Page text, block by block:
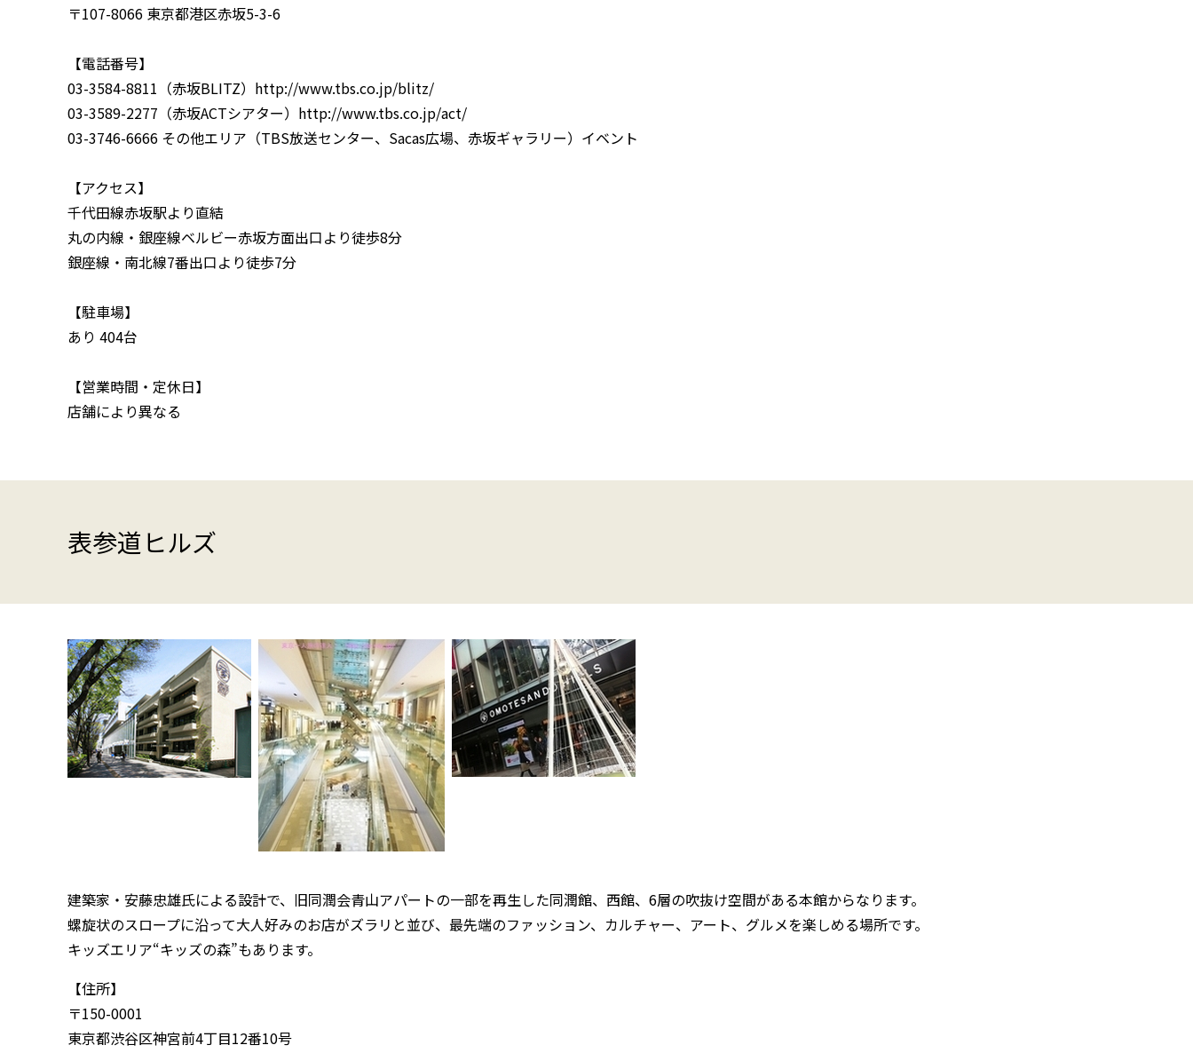
〒107-8066 東京都港区赤坂5-3-6
【電話番号】
03-3584-8811（赤坂BLITZ）http://www.tbs.co.jp/blitz/
03-3589-2277（赤坂ACTシアター）http://www.tbs.co.jp/act/
03-3746-6666 その他エリア（TBS放送センター、Sacas広場、赤坂ギャラリー）イベント
【アクセス】
千代田線赤坂駅より直結
丸の内線・銀座線ベルビー赤坂方面出口より徒歩8分
銀座線・南北線7番出口より徒歩7分
【駐車場】
あり 404台
【営業時間・定休日】
店舗により異なる
表参道ヒルズ
建築家・安藤忠雄氏による設計で、旧同潤会青山アパートの一部を再生した同潤館、西館、6層の吹抜け空間がある本館からなります。
螺旋状のスロープに沿って大人好みのお店がズラリと並び、最先端のファッション、カルチャー、アート、グルメを楽しめる場所です。
キッズエリア“キッズの森”もあります。
【住所】
〒150-0001
東京都渋谷区神宮前4丁目12番10号